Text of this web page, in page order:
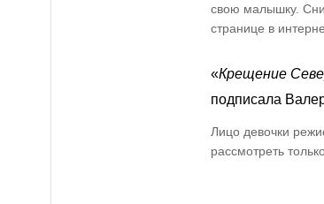
свою малышку.
странице в
«Крещение
подписала
Лицо девочки
рассмотреть